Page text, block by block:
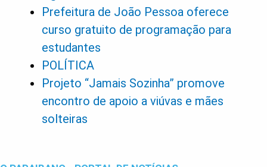
Prefeitura de João Pessoa oferece
curso gratuito de programação para
estudantes
POLÍTICA
Projeto “Jamais Sozinha” promove
encontro de apoio a viúvas e mães
solteiras